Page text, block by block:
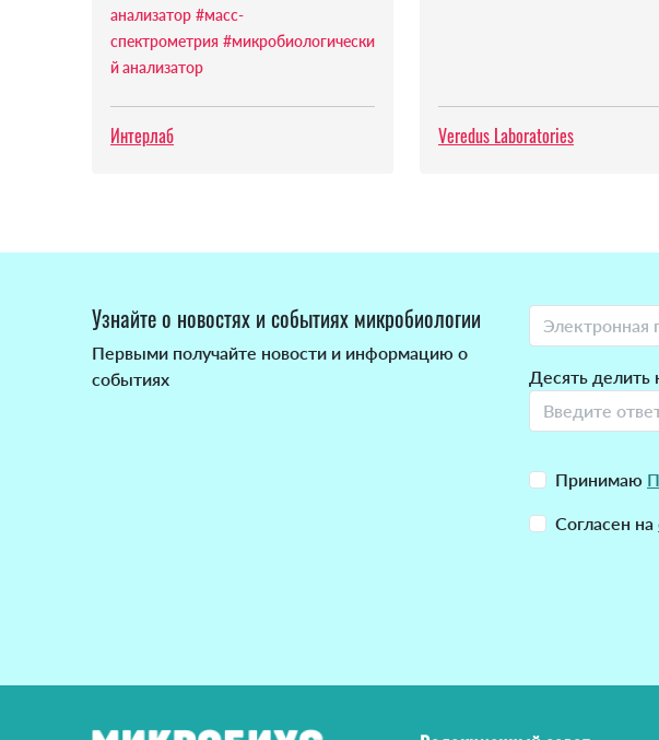
анализатор #масс-
спектрометрия #микробиологически
й анализатор
Интерлаб Veredus Laboratories
Узнайте о новостях и событиях микробиологии
Первыми получайте новости и информацию о
событиях
Десять делить
Принимаю
Согласен на